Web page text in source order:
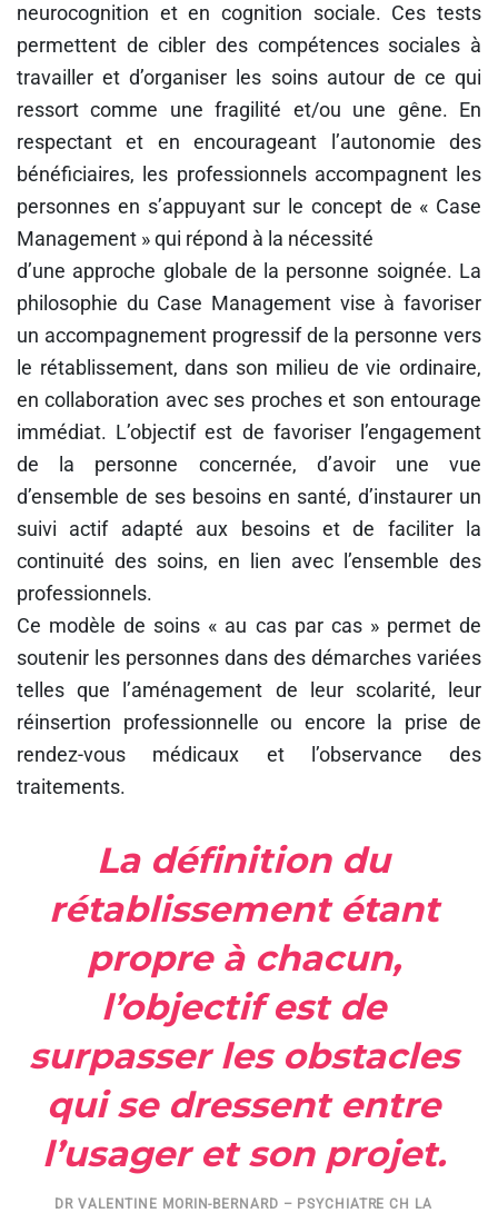
neurocognition et en cognition sociale. Ces tests
permettent de cibler des compétences sociales à
travailler et d’organiser les soins autour de ce qui
ressort comme une fragilité et/ou une gêne. En
respectant et en encourageant l’autonomie des
bénéficiaires, les professionnels accompagnent les
personnes en s’appuyant sur le concept de « Case
Management » qui répond à la nécessité
d’une approche globale de la personne soignée. La
philosophie du Case Management vise à favoriser
un accompagnement progressif de la personne vers
le rétablissement, dans son milieu de vie ordinaire,
en collaboration avec ses proches et son entourage
immédiat. L’objectif est de favoriser l’engagement
de la personne concernée, d’avoir une vue
d’ensemble de ses besoins en santé, d’instaurer un
suivi actif adapté aux besoins et de faciliter la
continuité des soins, en lien avec l’ensemble des
professionnels.
Ce modèle de soins « au cas par cas » permet de
soutenir les personnes dans des démarches variées
telles que l’aménagement de leur scolarité, leur
réinsertion professionnelle ou encore la prise de
rendez-vous médicaux et l’observance des
traitements.
La définition du
rétablissement étant
propre à chacun,
l’objectif est de
surpasser les obstacles
qui se dressent entre
l’usager et son projet.
DR VALENTINE MORIN-BERNARD – PSYCHIATRE CH LA